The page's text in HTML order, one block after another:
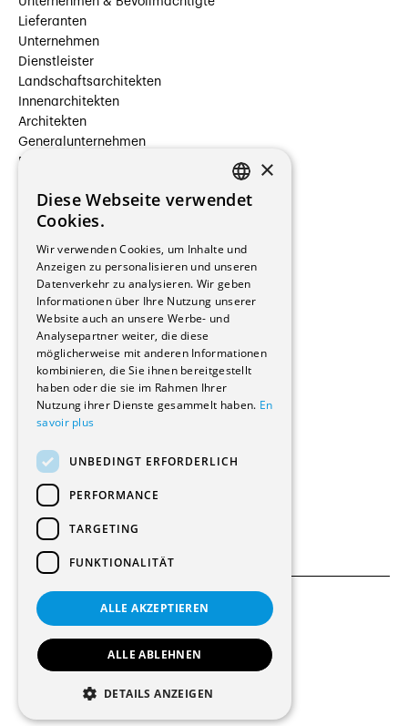
Lieferanten
Unternehmen
Dienstleister
Landschaftsarchitekten
Innenarchitekten
Architekten
Generalunternehmen
Beauftragte Unternehmen
Hersteller/Lieferanten
Bauherrschaften
Stockwerkeigentum
Reportagen
Wohnungen
Renovierungen
Innere Umbauten
Gastgewerbe und Tourismus
Verwaltungsgebäude und Geschäfte
Schuleinrichtungen
Medizinische Einrichtungen
Kultur - Sport - Freizeit
Industrie - Handwerk
Transport und Parkplätze
Diverse Bauten
© 2026 Alle Rechte vorbehalten
Allgemeine Bedingungen
FRENCH
×
Diese Webseite verwendet
Cookies.
Wir verwenden Cookies, um Inhalte und
Anzeigen zu personalisieren und unseren
Datenverkehr zu analysieren. Wir geben
Informationen über Ihre Nutzung unserer
Website auch an unsere Werbe- und
Analysepartner weiter, die diese
möglicherweise mit anderen Informationen
kombinieren, die Sie ihnen bereitgestellt
haben oder die sie im Rahmen Ihrer
Nutzung ihrer Dienste gesammelt haben. En
savoir plus
UNBEDINGT ERFORDERLICH
PERFORMANCE
TARGETING
FUNKTIONALITÄT
ALLE AKZEPTIEREN
ALLE ABLEHNEN
DETAILS ANZEIGEN